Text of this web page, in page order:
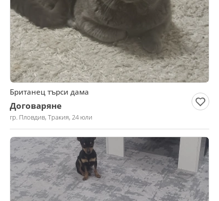
Британец търси дама
Договаряне
гр. Пловдив, Тракия, 24 юли